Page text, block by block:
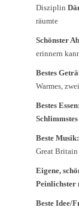
Disziplin
räumte
Schönster
erinnern
Bestes
Warmes,
Bestes Essen:
Schlimmstes
Beste Musik:
Great
Eigene,
Peinlichster
Beste Idee/